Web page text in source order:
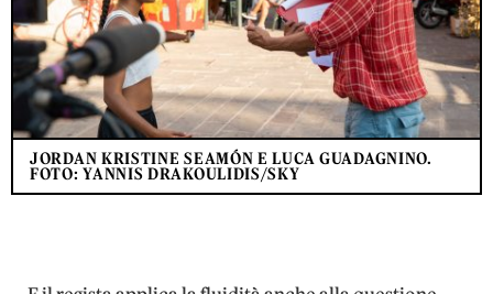
JORDAN KRISTINE SEAMÓN E LUCA GUADAGNINO.
FOTO: YANNIS DRAKOULIDIS/SKY